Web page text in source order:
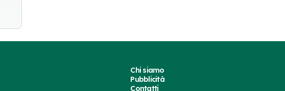
Chi siamo
Pubblicità
Contatti